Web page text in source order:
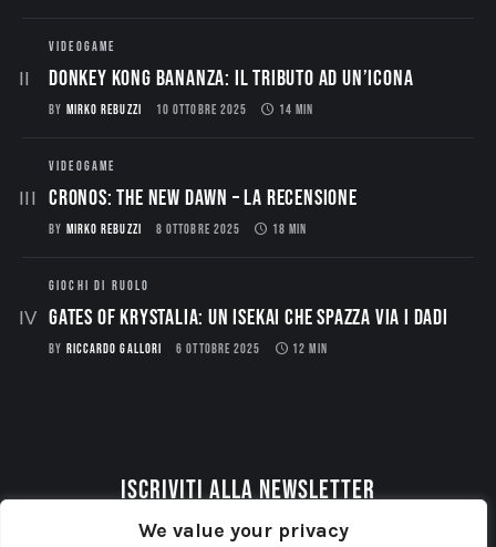
We value your privacy
VIDEOGAME
Donkey Kong Bananza: Il Tributo ad un’Icona
BY MIRKO REBUZZI 10 OTTOBRE 2025 14 MIN
VIDEOGAME
CRONOS: THE NEW DAWN – La Recensione
BY MIRKO REBUZZI 8 OTTOBRE 2025 18 MIN
GIOCHI DI RUOLO
Gates of Krystalia: Un Isekai che spazza via i dadi
BY RICCARDO GALLORI 6 OTTOBRE 2025 12 MIN
Iscriviti alla newsletter